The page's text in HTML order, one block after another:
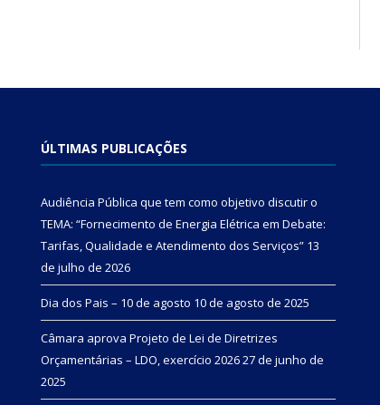
ÚLTIMAS PUBLICAÇÕES
Audiência Pública que tem como objetivo discutir o
TEMA: “Fornecimento de Energia Elétrica em Debate:
Tarifas, Qualidade e Atendimento dos Serviços” 13
de julho de 2026
Dia dos Pais – 10 de agosto 10 de agosto de 2025
Câmara aprova Projeto de Lei de Diretrizes
Orçamentárias – LDO, exercício 202627 de junho de
2025